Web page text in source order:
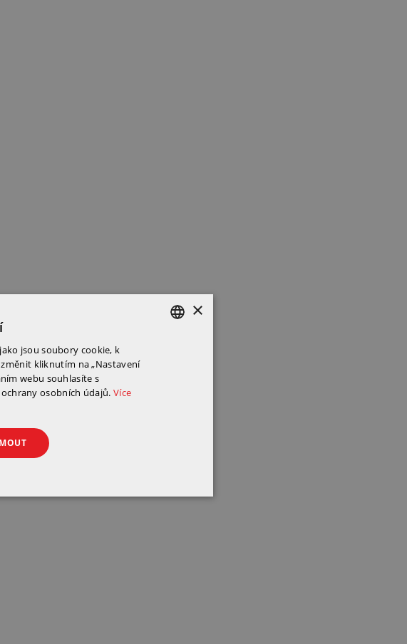
×
jsou soubory cookie, k
kliknutím na „Nastavení
webu souhlasíte s
osobních údajů. Více